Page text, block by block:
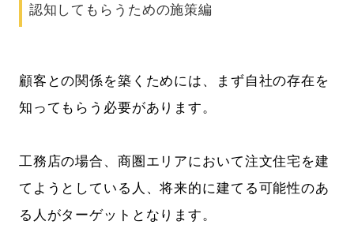
認知してもらうための施策編
顧客との関係を築くためには、まず自社の存在を
知ってもらう必要があります。
工務店の場合、商圏エリアにおいて注文住宅を建
てようとしている人、将来的に建てる可能性のあ
る人がターゲットとなります。